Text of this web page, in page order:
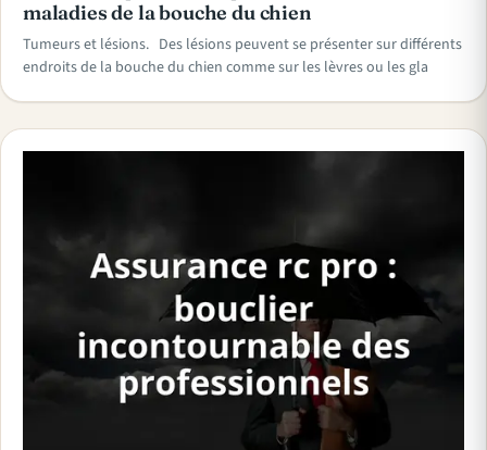
maladies de la bouche du chien
Tumeurs et lésions. Des lésions peuvent se présenter sur différents
endroits de la bouche du chien comme sur les lèvres ou les gla